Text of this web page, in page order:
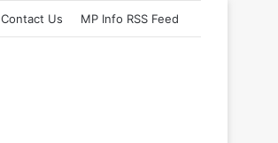
Contact Us MP Info RSS Feed